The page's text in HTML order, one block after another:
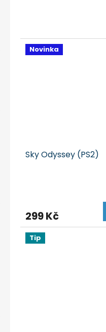
Novinka
Sky Odyssey (PS2)
299 Kč
Tip